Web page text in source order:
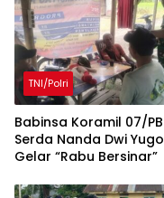
TNI/Polri
Babinsa Koramil 07/PB
Serda Nanda Dwi Yugo
Gelar “Rabu Bersinar”